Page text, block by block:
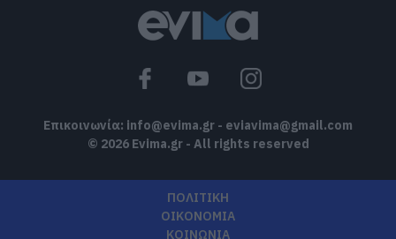
Επικοινωνία: info@evima.gr - eviavima@gmail.com
© 2026 Evima.gr - All rights reserved
ΠΟΛΙΤΙΚΗ
ΟΙΚΟΝΟΜΙΑ
ΚΟΙΝΩΝΙΑ